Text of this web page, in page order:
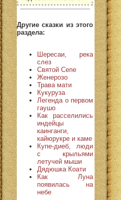
Другие сказки из этого
раздела:
Шересаи, река
слез
Святой Сепе
Женерозо
Трава мати
Кукуруза
Легенда о первом
гаушо
Как расселились
индейцы
каинганги,
кайюрукре и каме
Купе-диеб, люди
с крыльями
летучей мыши
Дядюшка Коати
Как Луна
появилась на
небе